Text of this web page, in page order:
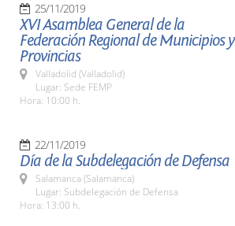
25/11/2019
XVI Asamblea General de la
Federación Regional de Municipios y
Provincias
Valladolid (Valladolid)
Lugar: Sede FEMP
Hora: 10:00 h.
22/11/2019
Día de la Subdelegación de Defensa
Salamanca (Salamanca)
Lugar: Subdelegación de Defensa
Hora: 13:00 h.